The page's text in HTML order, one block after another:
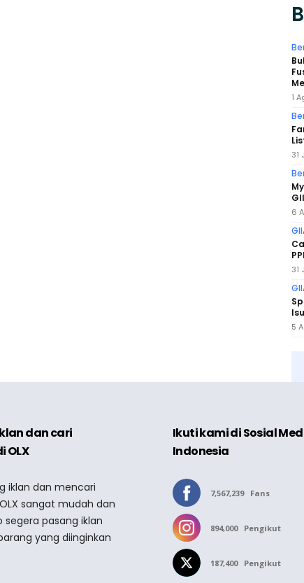
1
31
6
31
5
dan cari
OLX
iklan dan mencari
sangat mudah dan
segera pasang iklan
yang diinginkan
Ikuti kami di Sosial
Indonesia
7,567,239 Fans
894,000 Pengikut
187,400 Pengikut